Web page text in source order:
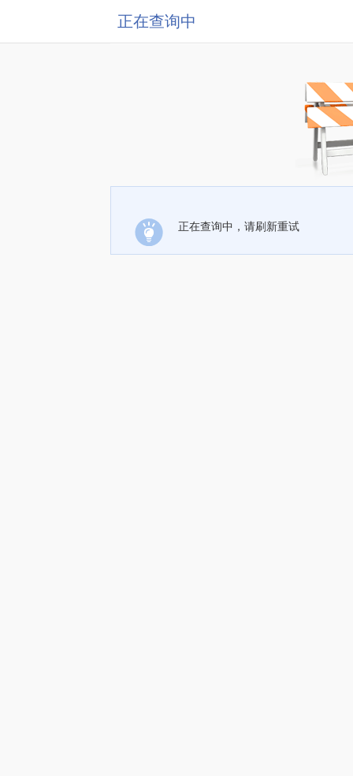
正在查询中
正在查询中，请刷新重试